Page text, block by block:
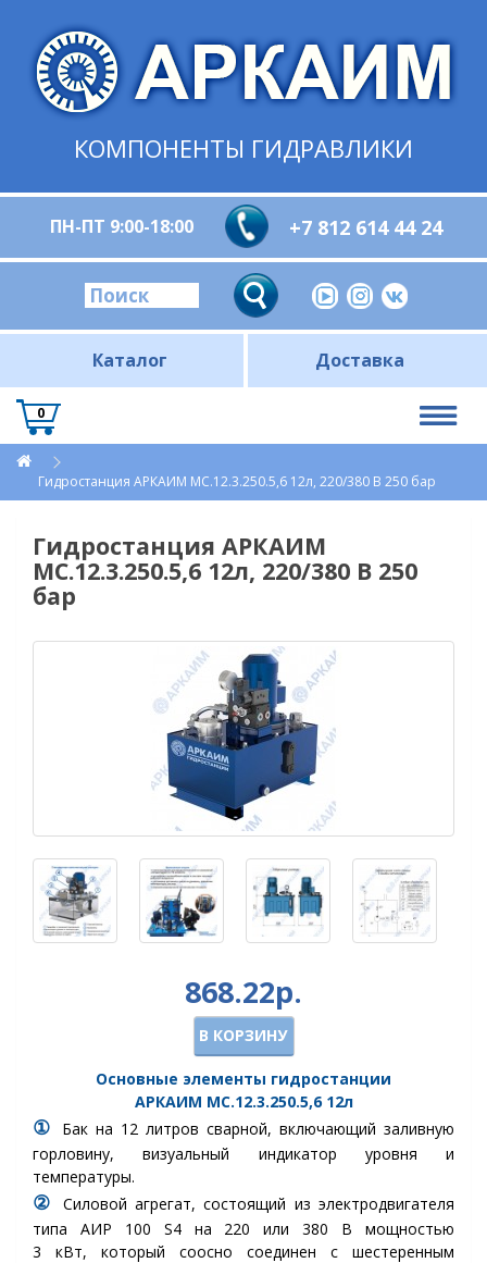
КОМПОНЕНТЫ ГИДРАВЛИКИ
ПН-ПТ 9:00-18:00 +7 812 614 44 24
Каталог Доставка
0
Гидростанция АРКАИМ МС.12.3.250.5,6 12л, 220/380 В 250 бар
Гидростанция АРКАИМ
МС.12.3.250.5,6 12л, 220/380 В 250
бар
868.22р.
В КОРЗИНУ
Основные элементы гидростанции
АРКАИМ МС.12.3.250.5,612л
① Бак на 12 литров сварной, включающий заливную
горловину, визуальный индикатор уровня и
температуры.
②
Силовой агрегат, состоящий из электродвигателя
типа АИР 100 S4 на 220 или 380 В мощностью
3 кВт, который соосно соединен с шестеренным